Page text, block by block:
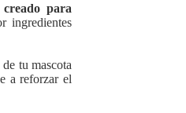
para
ingredientes
tu mascota
a reforzar el